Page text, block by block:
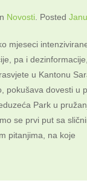
Novosti Posted
mjeseci
pa i
u Kantonu
pokušava dovesti u
Park u
se prvi put sa
pitanjima, na koje